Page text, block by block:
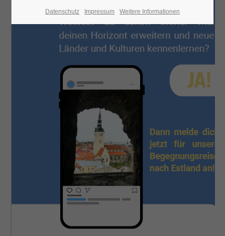
Datenschutz Impressum Weitere Informationen